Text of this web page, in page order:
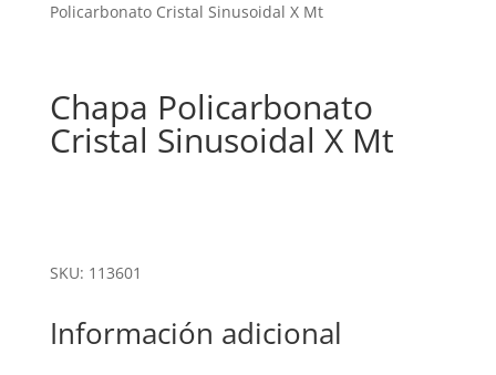
Policarbonato Cristal Sinusoidal X Mt
Chapa Policarbonato
Cristal Sinusoidal X Mt
SKU: 113601
Información adicional